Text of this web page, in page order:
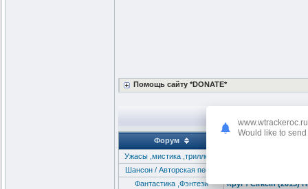
Помощь сайту *DONATE*
Форум
Ужасы ,мистика ,триллеры
Шансон / Авторская песня
Фантастика ,Фэнтези
Круг / Cirkeln (2015)
www.wtrackeroc.ru
Would like to